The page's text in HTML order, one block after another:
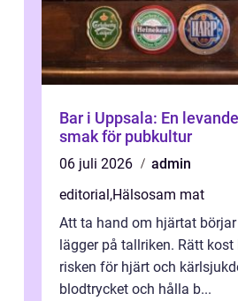
Bar i Uppsala: En
smak för pubkultur
06 juli 2026
admin
editorial,Hälsosam mat
Att ta hand om hjärtat
lägger på tallriken. Rätt
risken för hjärt och
blodtrycket och hålla b...